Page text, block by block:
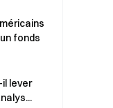
fonds
lever